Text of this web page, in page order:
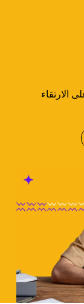
الارتقاء